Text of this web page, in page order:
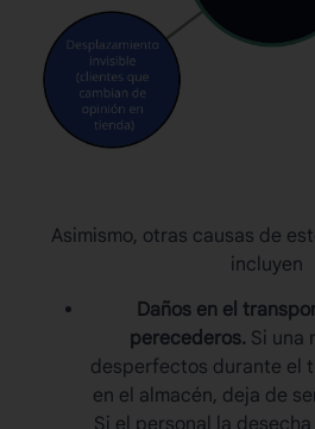
Asimismo, otras causas de
incluyen
Daños en el
perecederos. Si una
desperfectos durante el
en el almacén, deja de